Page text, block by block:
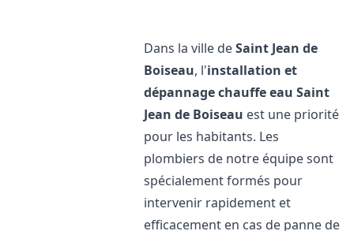
Dans la ville deSaint Jean de
Boiseau, l'installation et
dépannage chauffe eau Saint
Jean de Boiseau est une priorité
pour les habitants. Les
plombiers de notre équipe sont
spécialement formés pour
intervenir rapidement et
efficacement en cas de panne de